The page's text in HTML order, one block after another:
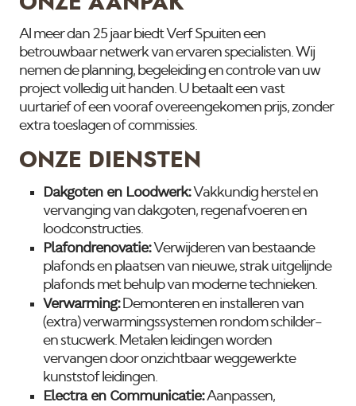
Al meer dan 25 jaar biedt Verf Spuiten een
betrouwbaar netwerk van ervaren specialisten. Wij
nemen de planning, begeleiding en controle van uw
project volledig uit handen. U betaalt een vast
uurtarief of een vooraf overeengekomen prijs, zonder
extra toeslagen of commissies.
ONZE DIENSTEN
Dakgoten en Loodwerk:Vakkundig herstel en
vervanging van dakgoten, regenafvoeren en
loodconstructies.
Plafondrenovatie:Verwijderen van bestaande
plafonds en plaatsen van nieuwe, strak uitgelijnde
plafonds met behulp van moderne technieken.
Verwarming:Demonteren en installeren van
(extra) verwarmingssystemen rondom schilder-
en stucwerk. Metalen leidingen worden
vervangen door onzichtbaar weggewerkte
kunststof leidingen.
Electra en Communicatie:Aanpassen,